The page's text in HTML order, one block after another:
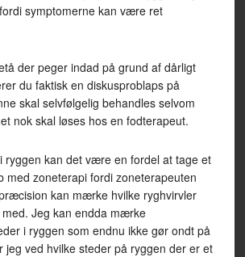
symptomerne kan være ret
der peger indad på grund af dårligt
du faktisk en diskusproblaps på
skal selvfølgelig behandles selvom
nok skal løses hos en fodterapeut.
ryggen kan det være en fordel at tage et
med zoneterapi fordi zoneterapeuten
kan mærke hvilke ryghvirvler
Jeg kan endda mærke
i ryggen som endnu ikke gør ondt på
jeg ved hvilke steder på ryggen der er et